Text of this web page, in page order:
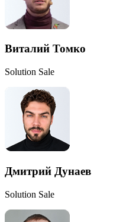
Виталий Томко
Solution Sale
Дмитрий Дунаев
Solution Sale